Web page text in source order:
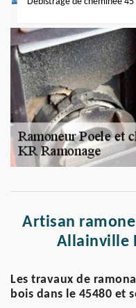
Artisan
Allainville
Les travaux de
bois dans le 45480 et